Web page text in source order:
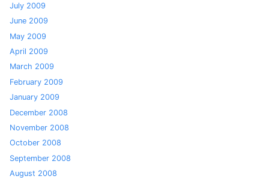
July 2009
June 2009
May 2009
April 2009
March 2009
February 2009
January 2009
December 2008
November 2008
October 2008
September 2008
August 2008